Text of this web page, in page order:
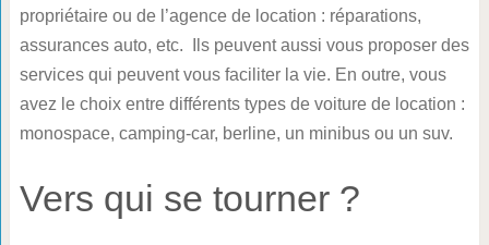
propriétaire ou de l’agence de location : réparations,
assurances auto, etc. Ils peuvent aussi vous proposer des
services qui peuvent vous faciliter la vie. En outre, vous
avez le choix entre différents types de voiture de location :
monospace, camping-car, berline, un minibus ou un suv.
Vers qui se tourner ?